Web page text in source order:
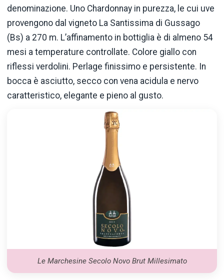
denominazione. Uno Chardonnay in purezza, le cui uve
provengono dal vigneto La Santissima di Gussago
(Bs) a 270 m. L’affinamento in bottiglia è di almeno 54
mesi a temperature controllate. Colore giallo con
riflessi verdolini. Perlage finissimo e persistente. In
bocca è asciutto, secco con vena acidula e nervo
caratteristico, elegante e pieno al gusto.
Le Marchesine Secolo Novo Brut Millesimato